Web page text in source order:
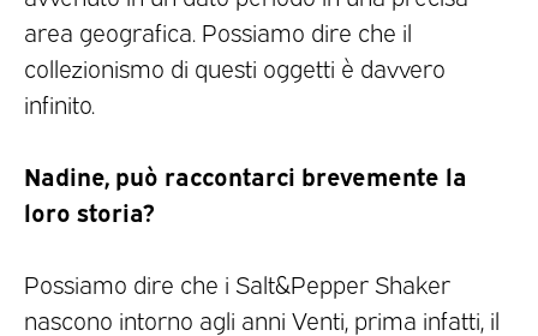
area geografica. Possiamo dire che il
collezionismo di questi oggetti è davvero
infinito.
Nadine, può raccontarci brevemente la
loro storia?
Possiamo dire che i Salt&Pepper Shaker
nascono intorno agli anni Venti, prima infatti, il